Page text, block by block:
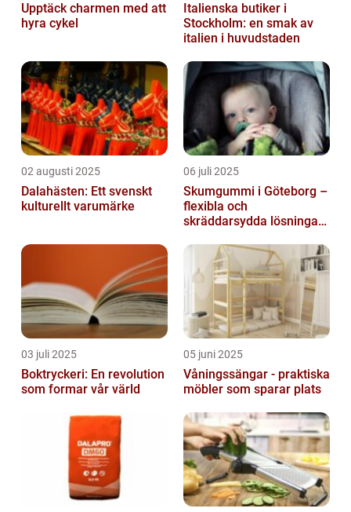
Upptäck charmen med att
hyra cykel
Italienska butiker i
Stockholm: en smak av
italien i huvudstaden
02 augusti 2025
Dalahästen: Ett svenskt
kulturellt varumärke
06 juli 2025
Skumgummi i Göteborg –
flexibla och
skräddarsydda lösningar
03 juli 2025
Boktryckeri: En revolution
som formar vår värld
05 juni 2025
Våningssängar - praktiska
möbler som sparar plats